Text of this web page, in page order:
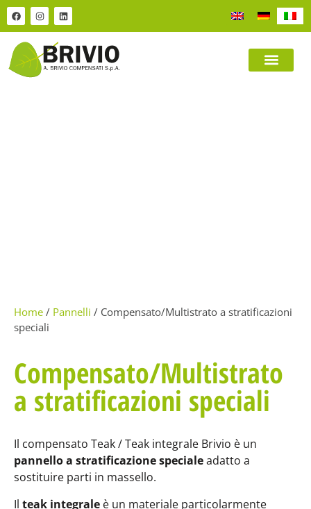
Home / Pannelli / Compensato/Multistrato a stratificazioni
speciali
Compensato/Multistrato
a stratificazioni speciali
Il compensato Teak / Teak integrale Brivio è un
pannello a stratificazione specialeadatto a
sostituire parti in massello.
Il teak integrale è un materiale particolarmente